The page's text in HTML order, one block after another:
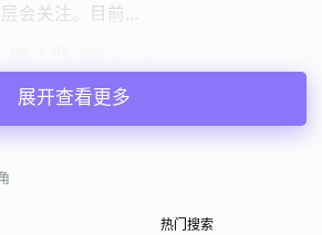
会关注。目前...
35岁 | 未婚 | 168cm | 5001-8000元
寻找异性：
18-26岁
展开查看更多
热门搜索